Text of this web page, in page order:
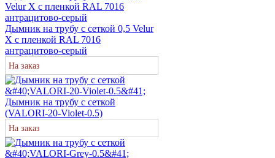
Дымник на трубу с сеткой 0,5 Velur
X с пленкой RAL 7016
антрацитово-серый
На заказ
Дымник на трубу с сеткой
(VALORI-20-Violet-0.5)
На заказ